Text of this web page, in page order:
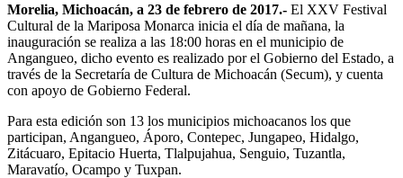
Morelia, Michoacán, a 23 de febrero de 2017.- El XXV Festival
Cultural de la Mariposa Monarca inicia el día de mañana, la
inauguración se realiza a las 18:00 horas en el municipio de
Angangueo, dicho evento es realizado por el Gobierno del Estado, a
través de la Secretaría de Cultura de Michoacán (Secum), y cuenta
con apoyo de Gobierno Federal.
Para esta edición son 13 los municipios michoacanos los que
participan, Angangueo, Áporo, Contepec, Jungapeo, Hidalgo,
Zitácuaro, Epitacio Huerta, Tlalpujahua, Senguio, Tuzantla,
Maravatío, Ocampo y Tuxpan.